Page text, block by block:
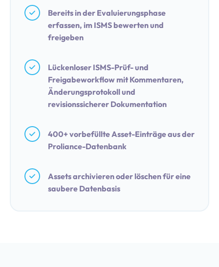
Bereits in der Evaluierungsphase
erfassen, im ISMS bewerten und
freigeben
Lückenloser ISMS-Prüf- und
Freigabeworkflow mit Kommentaren,
Änderungsprotokoll und
revisionssicherer Dokumentation
400+ vorbefüllte Asset-Einträge aus der
Proliance-Datenbank
Assets archivieren oder löschen für eine
saubere Datenbasis